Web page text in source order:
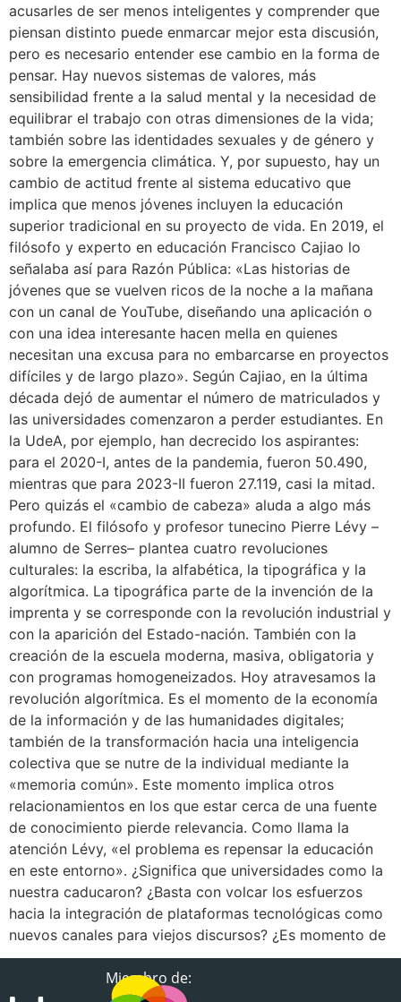
acusarles de ser menos inteligentes y comprender que
piensan distinto puede enmarcar mejor esta discusión,
pero es necesario entender ese cambio en la forma de
pensar. Hay nuevos sistemas de valores, más
sensibilidad frente a la salud mental y la necesidad de
equilibrar el trabajo con otras dimensiones de la vida;
también sobre las identidades sexuales y de género y
sobre la emergencia climática. Y, por supuesto, hay un
cambio de actitud frente al sistema educativo que
implica que menos jóvenes incluyen la educación
superior tradicional en su proyecto de vida. En 2019, el
filósofo y experto en educación Francisco Cajiao lo
señalaba así para Razón Pública: «Las historias de
jóvenes que se vuelven ricos de la noche a la mañana
con un canal de YouTube, diseñando una aplicación o
con una idea interesante hacen mella en quienes
necesitan una excusa para no embarcarse en proyectos
difíciles y de largo plazo». Según Cajiao, en la última
década dejó de aumentar el número de matriculados y
las universidades comenzaron a perder estudiantes. En
la UdeA, por ejemplo, han decrecido los aspirantes:
para el 2020-I, antes de la pandemia, fueron 50.490,
mientras que para 2023-II fueron 27.119, casi la mitad.
Pero quizás el «cambio de cabeza» aluda a algo más
profundo. El filósofo y profesor tunecino Pierre Lévy –
alumno de Serres– plantea cuatro revoluciones
culturales: la escriba, la alfabética, la tipográfica y la
algorítmica. La tipográfica parte de la invención de la
imprenta y se corresponde con la revolución industrial y
con la aparición del Estado-nación. También con la
creación de la escuela moderna, masiva, obligatoria y
con programas homogeneizados. Hoy atravesamos la
revolución algorítmica. Es el momento de la economía
de la información y de las humanidades digitales;
también de la transformación hacia una inteligencia
colectiva que se nutre de la individual mediante la
«memoria común». Este momento implica otros
relacionamientos en los que estar cerca de una fuente
de conocimiento pierde relevancia. Como llama la
atención Lévy, «el problema es repensar la educación
en este entorno». ¿Significa que universidades como la
nuestra caducaron? ¿Basta con volcar los esfuerzos
hacia la integración de plataformas tecnológicas como
nuevos canales para viejos discursos? ¿Es momento de
Miembro de: